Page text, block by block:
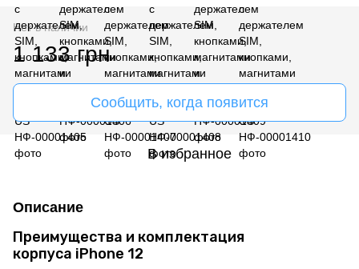
Нет в наличии
1 133 грн
Сообщить, когда появится
В избранное
Описание
Преимущества и комплектация
корпуса iPhone 12